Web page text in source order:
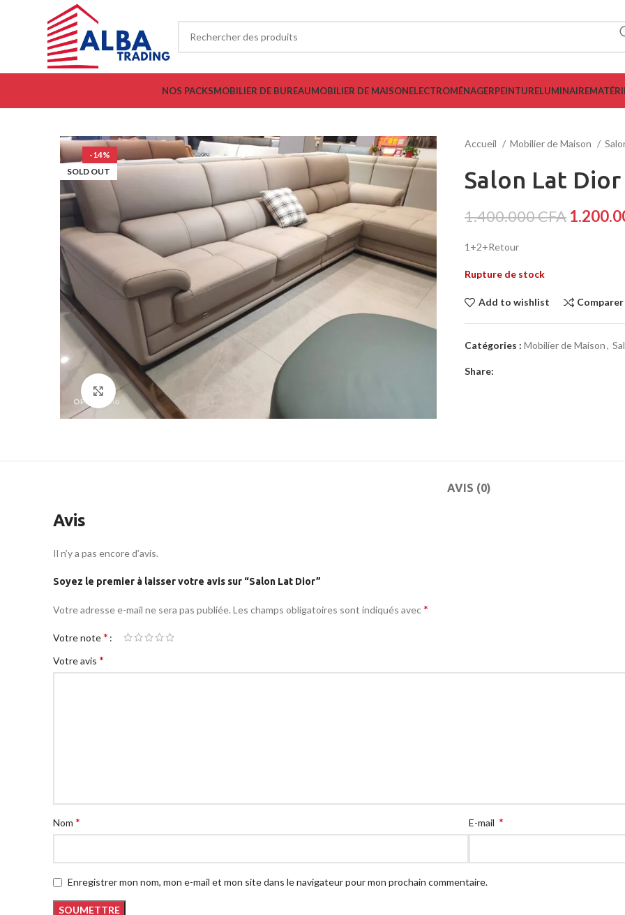
NOS PACKSMOBILIER DE BUREAUMOBILIER DE MAISONELECTROMÉNAGERPEINTURELUMINAIRE
-14%
SOLD OUT
Click to enlarge
Accueil Mobilier de Maison
Salon Lat Dior
1.400.000CFA
1+2+Retour
Rupture de stock
Add to wishlist Comparer
Catégories : Mobilier de Maison,
Share:
AVIS (0)
Avis
Il n’y a pas encore d’avis.
Soyez le premier à laisser votre avis sur “Salon Lat Dior”
Votre adresse e-mail ne sera pas publiée. Les champs obligatoires sont indiqués avec*
Votre note*
Votre avis *
Nom * E-mail *
Enregistrer mon nom, mon e-mail et mon site dans le navigateur pour mon prochain commentaire.